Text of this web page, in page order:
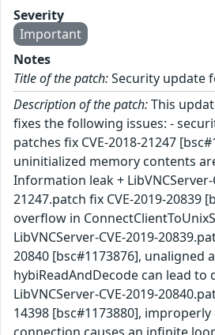
Severity
Important
Notes
Title of the patch:Security update
Description of the patch:This
fixes the following issues: -
patches fix CVE-2018-21247
uninitialized memory contents
Information leak + LibVNCServer-
21247.patch fix CVE-2019-20839
overflow in
LibVNCServer-CVE-2019-
20840 [bsc#1173876], unaligned
hybiReadAndDecode can lead to
LibVNCServer-CVE-2019-
14398 [bsc#1173880], improperly